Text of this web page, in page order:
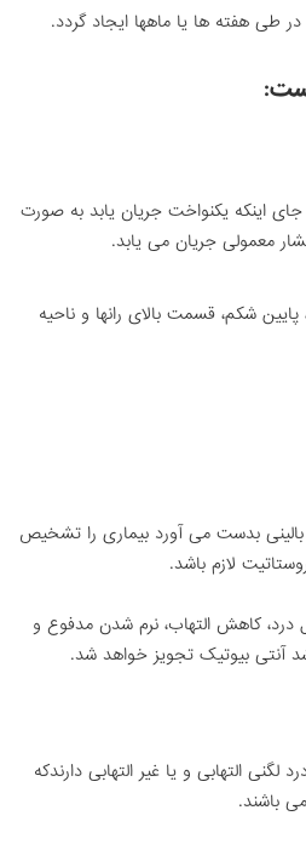
طی هفته ها یا ماهها ایجاد گردد.
اینکه یکنواخت جریان یابد به صورت
معمولی جریان می یابد.
شکم، قسمت بالای رانها و ناحیه
بالینی بدست می آورد بیماری را تشخیص
لازم باشد.
درد، کاهش التهاب، نرم شدن مدفوع و
آنتی بیوتیک تجویز خواهد شد.
لگنی التهابی و یا غیر التهابی دارندکه